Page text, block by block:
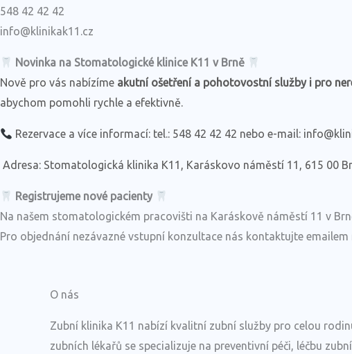
548 42 42 42
info@klinikak11.cz
Novinka na Stomatologické klinice K11 v Brně
Nově pro vás nabízíme akutní ošetření a pohotovostní služby i pro
abychom pomohli rychle a efektivně.
Rezervace a více informací: tel.: 548 42 42 42 nebo e-mail:
Adresa: Stomatologická klinika K11, Karáskovo náměstí 11, 615 00
Registrujeme nové pacienty
Na našem stomatologickém pracovišti na Karáskově náměstí 11 v
Pro objednání nezávazné vstupní konzultace nás kontaktujte
O nás
Zubní klinika K11 nabízí kvalitní zubní služby pro celou
zubních lékařů se specializuje na preventivní péči, léčbu